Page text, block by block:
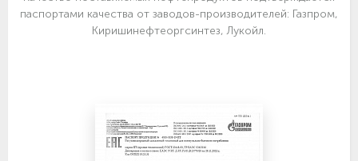
паспортами качества от заводов-производителей: Газпром,
Киришинефтеоргсинтез, Лукойл.